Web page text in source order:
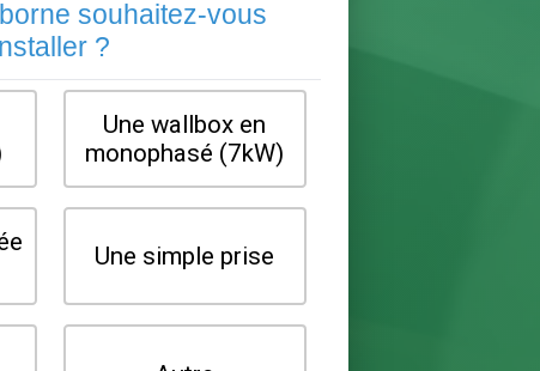
Quel type de borne souhaitez-
installer ?
Une wallbox en